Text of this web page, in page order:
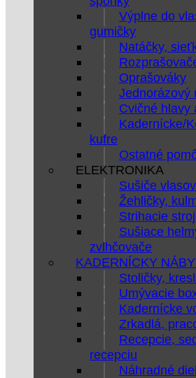
Výplne do
gumičky
Natáčky,
Oprašováky
Jednorázový
Cvičné hlavy
Kadernícke/
kufre
Ostatné
ELEKTRONIKA
Sušiče vlasov
Žehličky,
Strihacie
Sušiace
zvlhčovače
KADERNÍCKY
Stoličky,
Umývacie
Kadernícke
Zrkadlá,
Recepcie,
recepciu
Náhradné